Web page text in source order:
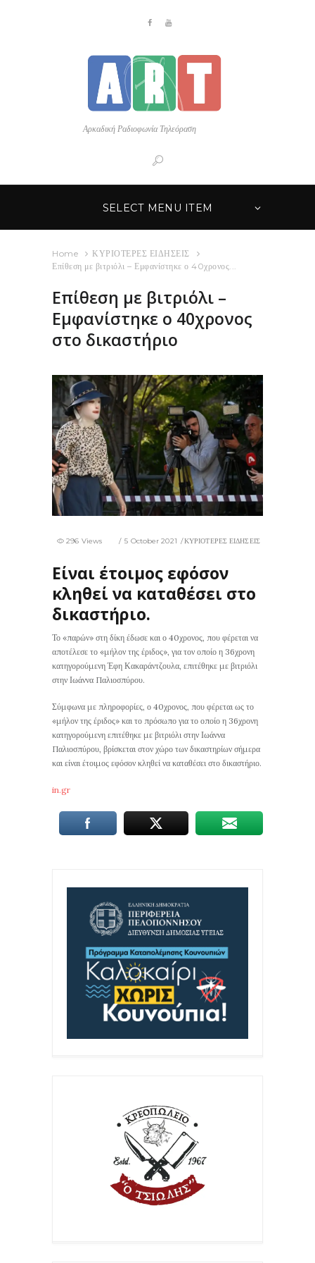
Αρκαδική Ραδιοφωνία Τηλεόραση
SELECT MENU ITEM
Home
ΚΥΡΙΟΤΕΡΕΣ ΕΙΔΗΣΕΙΣ
Επίθεση με βιτριόλι – Εμφανίστηκε ο 40χρονος...
Επίθεση με βιτριόλι –
Εμφανίστηκε ο 40χρονος
στο δικαστήριο
5 October 2021 ΚΥΡΙΟΤΕΡΕΣ ΕΙΔΗΣΕΙΣ
296 Views
Είναι έτοιμος εφόσον
κληθεί να καταθέσει στο
δικαστήριο.
Το «παρών» στη δίκη έδωσε και ο 40χρονος, που φέρεται να
αποτέλεσε το «μήλον της έριδος», για τον οποίο η 36χρονη
κατηγορούμενη Έφη Κακαράντζουλα, επιτέθηκε με βιτριόλι
στην Ιωάννα Παλιοσπύρου.
Σύμφωνα με πληροφορίες, ο 40χρονος, που φέρεται ως το
«μήλον της έριδος» και το πρόσωπο για το οποίο η 36χρονη
κατηγορούμενη επιτέθηκε με βιτριόλι στην Ιωάννα
Παλιοσπύρου, βρίσκεται στον χώρο των δικαστηρίων σήμερα
και είναι έτοιμος εφόσον κληθεί να καταθέσει στο δικαστήριο.
in.gr